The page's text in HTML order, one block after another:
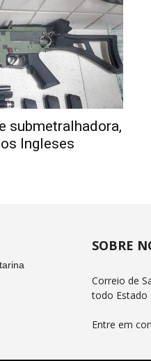
submetralhadora,
Ingleses
SOBRE
Correio de
todo Estado
Entre em